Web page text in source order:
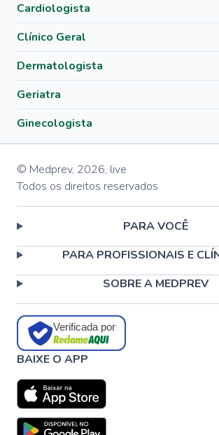
Cardiologista
Clínico Geral
Dermatologista
Geriatra
Ginecologista
© Medprev, 2026, live
Todos os direitos reservados
PARA VOCÊ
PARA PROFISSIONAIS E
SOBRE A MEDPREV
Verificada por
BAIXE O APP